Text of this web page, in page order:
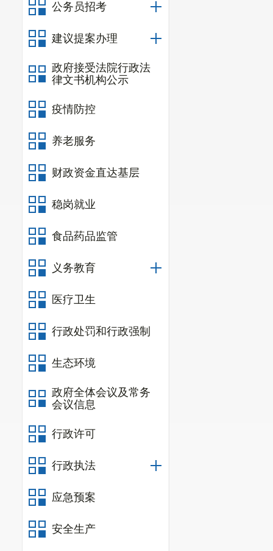
公务员招考
建议提案办理
政府接受法院行政法
律文书机构公示
疫情防控
养老服务
财政资金直达基层
稳岗就业
食品药品监管
义务教育
医疗卫生
行政处罚和行政强制
生态环境
政府全体会议及常务
会议信息
行政许可
行政执法
应急预案
安全生产